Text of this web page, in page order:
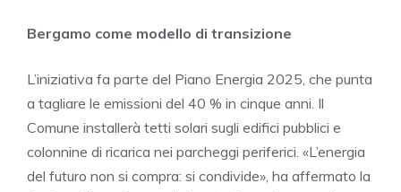
Bergamo come modello di transizione
L’iniziativa fa parte del Piano Energia 2025, che punta
a tagliare le emissioni del 40 % in cinque anni. Il
Comune installerà tetti solari sugli edifici pubblici e
colonnine di ricarica nei parcheggi periferici. «L’energia
del futuro non si compra: si condivide», ha affermato la